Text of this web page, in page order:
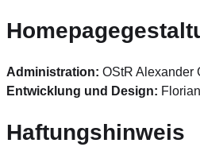
Administration: OStR Alexander
Entwicklung und Design:
Haftungshinweis